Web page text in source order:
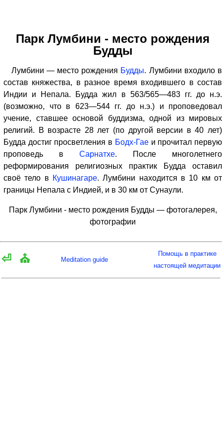
Парк Лумбини - место рождения
Будды
Лумбини — место рождения Будды. Лумбини входило в
состав княжества, в разное время входившего в состав
Индии и Непала. Будда жил в 563/565—483 гг. до н.э.
(возможно, что в 623—544 гг. до н.э.) и проповедовал
учение, ставшее основой буддизма, одной из мировых
религий. В возрасте 28 лет (по другой версии в 40 лет)
Будда достиг просветления в Бодх-Гаеи прочитал первую
проповедь в Сарнатхе. После многолетнего
реформирования религиозных практик Будда оставил
своё тело в Кушинагаре. Лумбини находится в 10 км от
границы Непала с Индией, и в 30 км от Сунаули.
Парк Лумбини - место рождения Будды — фотогалерея,
фотографии
⏎ ⛪ Meditation guide
Помощь в практике
настоящей медитации